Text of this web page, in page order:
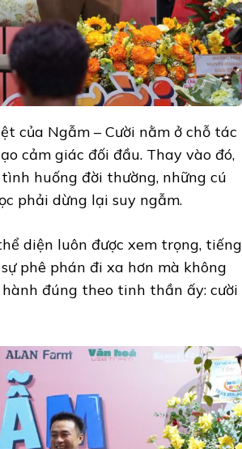
của Ngẫm – Cười nằm ở chỗ tác
cảm giác đối đầu. Thay vào đó,
huống đời thường, những cú
phải dừng lại suy ngẫm.
diện luôn được xem trọng, tiếng
phê phán đi xa hơn mà không
đúng theo tinh thần ấy: cười